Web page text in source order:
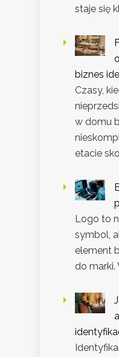
staje się
biznes
Czasy,
w domu
etacie
Logo to
symbol,
element
do marki.